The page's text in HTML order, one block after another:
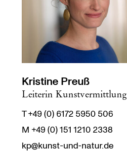
Kristine Preuß
Leiterin Kunstvermittlung
T +49 (0) 6172 5950 506
M +49 (0) 151 1210 2338
kp@kunst-und-natur.de